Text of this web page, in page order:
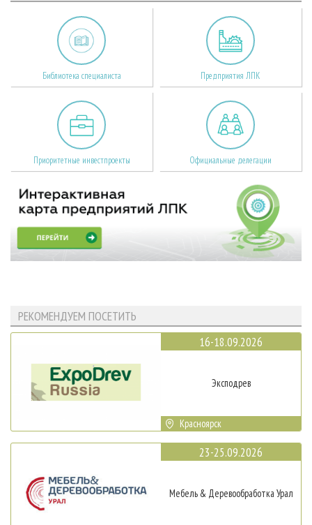
Библиотека специалиста Предприятия ЛПК
Приоритетные инвестпроекты Официальные делегации
РЕКОМЕНДУЕМ ПОСЕТИТЬ
16-18.09.2026
Эксподрев
Красноярск
23-25.09.2026
Мебель & Деревообработка Урал